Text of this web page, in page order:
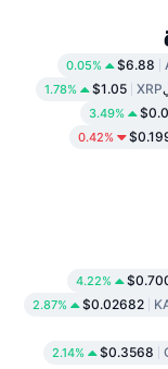
$6.88
0.05%
XRP
$1.05
1.78%
3.49%
0.42%
4.22%
$0.02682
2.87%
$0.3568
2.14%